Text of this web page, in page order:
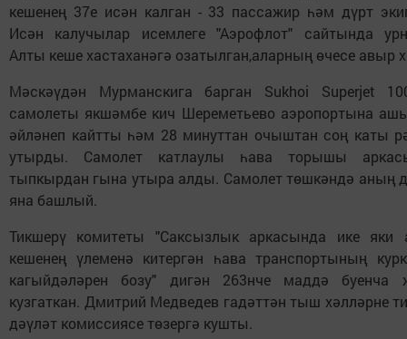
кешенең 37е исән калган - 33 пассажир һәм дүрт
Исән калучылар исемлеге "Аэрофлот" сайтында
Алты кеше хастаханәгә озатылган,аларның өчесе авыр
Мәскәүдән Мурманскига барган Sukhoi Superjet
самолеты якшәмбе кич Шереметьево аэропортына
әйләнеп кайтты һәм 28 минуттан очыштан соң каты
утырды. Самолет катлаулы һава торышы
тыпкырдан гына утыра алды. Самолет төшкәндә аның
яна башлый.
Тикшерү комитеты "Саксызлык аркасында ике яки
кешенең үлеменә китергән һава транспортының
кагыйдәләрен бозу" дигән 263нче маддә буенча
кузгаткан. Дмитрий Медведев гадәттән тыш хәлләрне
дәүләт комиссиясе төзергә кушты.